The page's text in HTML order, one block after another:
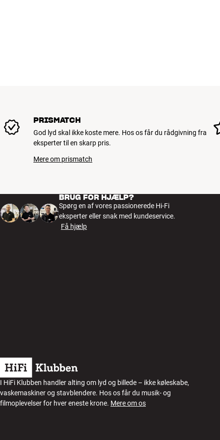
PRISMATCH
God lyd skal ikke koste mere. Hos os får du rådgivning fra
eksperter til en skarp pris.
Mere om prismatch
BRUG FOR HJÆLP?
Spørg en af vores passionerede Hi-Fi
eksperter eller snak med kundeservice.
Få hjælp
I HiFi Klubben handler alting om lyd og billede – ikke køleskabe,
vaskemaskiner og stavblendere. Hos os får du musik- og
filmoplevelser for hver eneste krone. Mere om os